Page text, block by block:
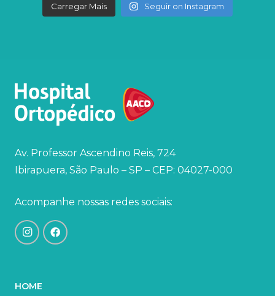
Carregar Mais Seguir on Instagram
Av. Professor Ascendino Reis, 724
Ibirapuera, São Paulo – SP – CEP: 04027-000
Acompanhe nossas redes sociais:
HOME